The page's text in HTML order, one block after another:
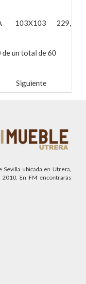
103X103 229,28€
un total de 60
Siguiente
ubicada en Utrera,
En FM encontrarás